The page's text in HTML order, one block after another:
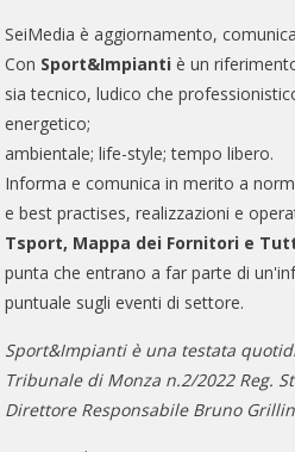
SeiMedia è aggiornamento,
Con Sport&Impianti è un
sia tecnico, ludico che
energetico;
ambientale; life-style; tempo libero.
Informa e comunica in merito a
e best practises, realizzazioni e
Tsport, Mappa dei Fornitori e
punta che entrano a far parte di
puntuale sugli eventi di settore.
Sport&Impianti è una testata
Tribunale di Monza n.2/2022 Reg.
Direttore Responsabile Bruno